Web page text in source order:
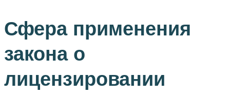
Сфера применения
закона о
лицензировании